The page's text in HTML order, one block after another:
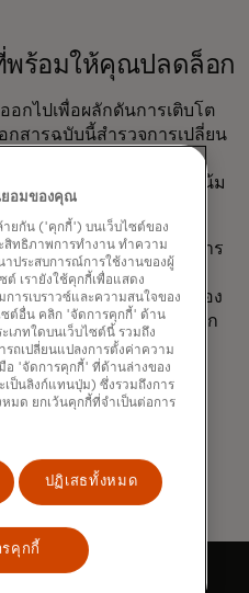
พร้อมให้คุณปลดล็อก
กไปเพื่อผลักดันการเติบโต
กสารฉบับนี้สำรวจการเปลี่ยน
นทางการค้า โดยเน้นถึง
บัตรเสมือนจริง และแนวโน้ม
" ในภาคธุรกิจ
“ทลายกำแพงอุปสรรคในการ
ณิชย์” เพื่อเรียนรู้เกี่ยวกับ
พาณิชย์ และความสำคัญของ
ตรในอุตสาหกรรมเพื่อพลิก
ยอมของคุณ
ายกัน ('คุกกี้') บนเว็บไซต์ของ
ะสิทธิภาพการทำงาน ทำความ
ประสบการณ์การใช้งานของผู้
ต์ เรายังใช้คุกกี้เพื่อแสดง
ารเบราวซ์และความสนใจของ
ซต์อื่น คลิก 'จัดการคุกกี้' ด้าน
ะเภทใดบนเว็บไซต์นี้ รวมถึง
ถเปลี่ยนแปลงการตั้งค่าความ
อ 'จัดการคุกกี้' ที่ด้านล่างของ
เป็นลิงก์แทนปุ่ม) ซึ่งรวมถึงการ
มด ยกเว้นคุกกี้ที่จำเป็นต่อการ
ปฏิเสธทั้งหมด
คุกกี้